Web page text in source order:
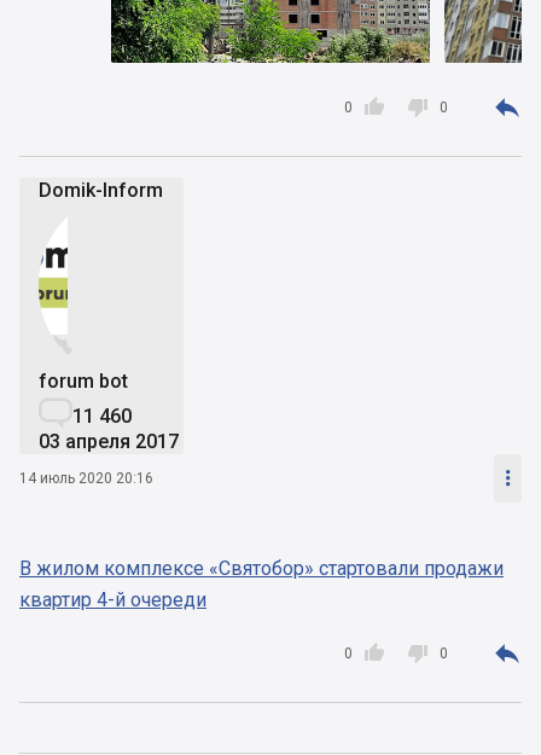

0  0 
Domik-Inform


forum bot
11 460
03 апреля 2017
14 июль 2020 20:16 
В жилом комплексе «Святобор» стартовали продажи
квартир 4-й очереди

0  0 